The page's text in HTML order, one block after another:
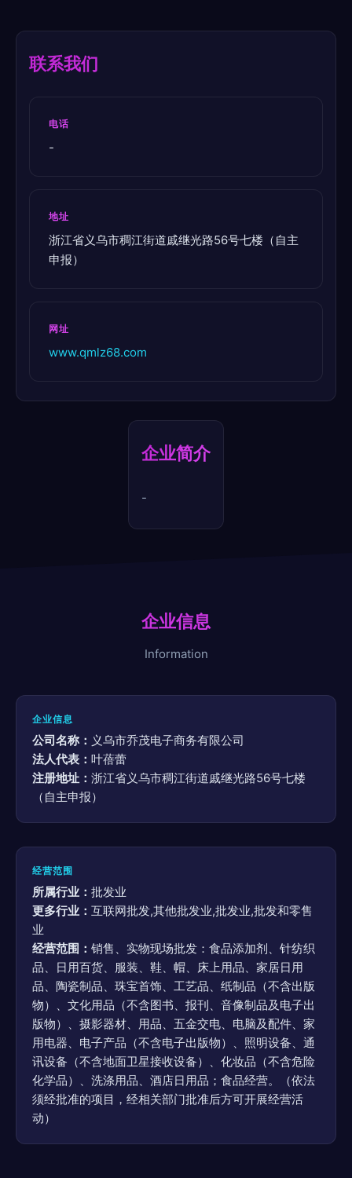
联系我们
电话
-
地址
浙江省义乌市稠江街道戚继光路56号七楼（自主
申报）
网址
www.qmlz68.com
企业简介
-
企业信息
Information
企业信息
公司名称： 义乌市乔茂电子商务有限公司
法人代表： 叶蓓蕾
注册地址： 浙江省义乌市稠江街道戚继光路56号七楼
（自主申报）
经营范围
所属行业： 批发业
更多行业： 互联网批发,其他批发业,批发业,批发和零售
业
经营范围： 销售、实物现场批发：食品添加剂、针纺织
品、日用百货、服装、鞋、帽、床上用品、家居日用
品、陶瓷制品、珠宝首饰、工艺品、纸制品（不含出版
物）、文化用品（不含图书、报刊、音像制品及电子出
版物）、摄影器材、用品、五金交电、电脑及配件、家
用电器、电子产品（不含电子出版物）、照明设备、通
讯设备（不含地面卫星接收设备）、化妆品（不含危险
化学品）、洗涤用品、酒店日用品；食品经营。（依法
须经批准的项目，经相关部门批准后方可开展经营活
动）